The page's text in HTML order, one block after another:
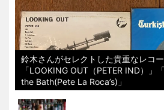
鈴木さんがセレクトした貴重なレコー
「LOOKING OUT（PETER IND）」
the Bath(Pete La Roca’s)」